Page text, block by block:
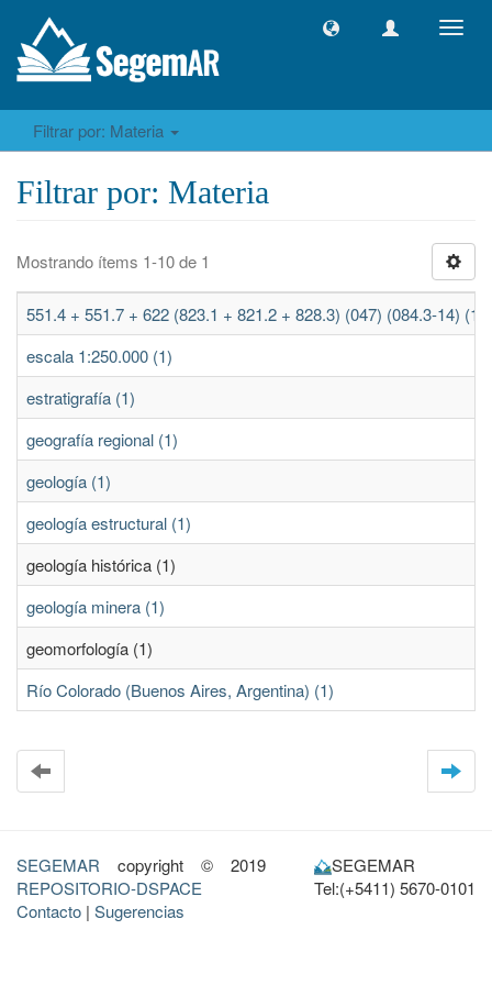
Filtrar por: Materia
Filtrar por: Materia
Mostrando ítems 1-10 de 1
551.4 + 551.7 + 622 (823.1 + 821.2 + 828.3) (047) (084.3-14) (1)
escala 1:250.000 (1)
estratigrafía (1)
geografía regional (1)
geología (1)
geología estructural (1)
geología histórica (1)
geología minera (1)
geomorfología (1)
Río Colorado (Buenos Aires, Argentina) (1)
SEGEMAR copyright © 2019
REPOSITORIO-DSPACE
Contacto | Sugerencias
SEGEMAR
Tel:(+5411) 5670-0101